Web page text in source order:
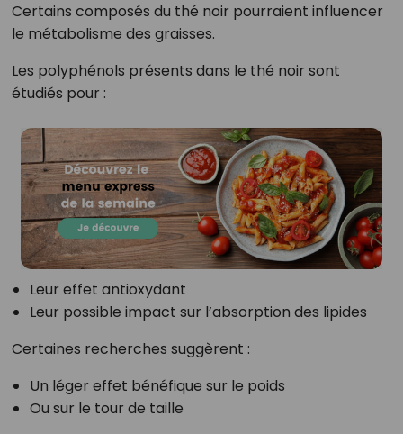
Certains composés du thé noir pourraient influencer
le métabolisme des graisses.
Les polyphénols présents dans le thé noir sont
étudiés pour :
Leur effet antioxydant
Leur possible impact sur l’absorption des lipides
Certaines recherches suggèrent :
Un léger effet bénéfique sur le poids
Ou sur le tour de taille